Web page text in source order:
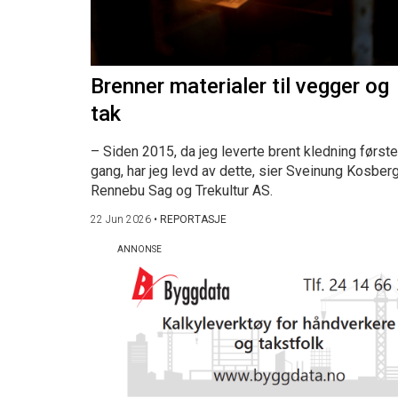
Brenner materialer til vegger og
tak
– Siden 2015, da jeg leverte brent kledning første
gang, har jeg levd av dette, sier Sveinung
Rennebu Sag og Trekultur AS.
22 Jun 2026 • REPORTASJE